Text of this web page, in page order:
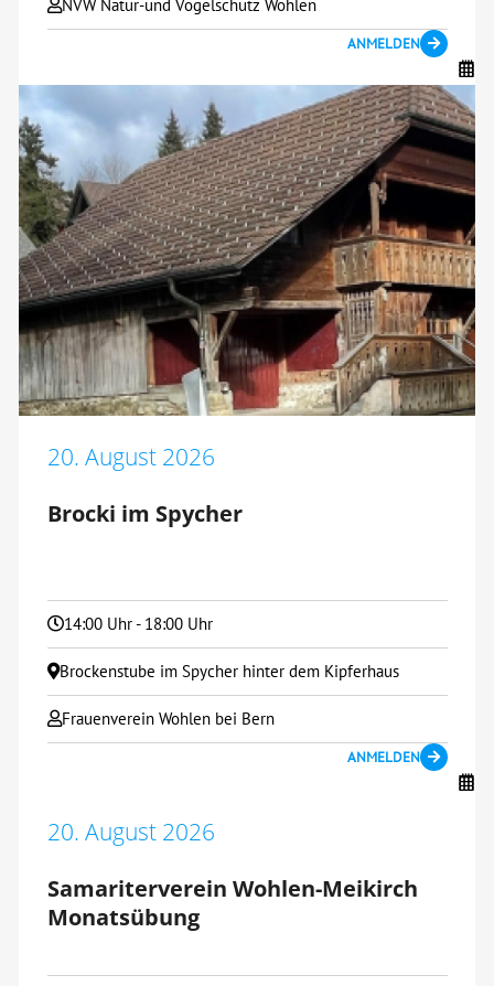
NVW Natur-und Vogelschutz Wohlen
ANMELDEN
20. August 2026
Brocki im Spycher
14:00 Uhr - 18:00 Uhr
Brockenstube im Spycher hinter dem Kipferhaus
Frauenverein Wohlen bei Bern
ANMELDEN
20. August 2026
Samariterverein Wohlen-Meikirch
Monatsübung